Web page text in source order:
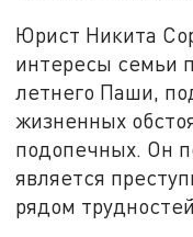
Юрист Никита
интересы семьи
летнего Паши,
жизненных
подопечных. Он
является
рядом